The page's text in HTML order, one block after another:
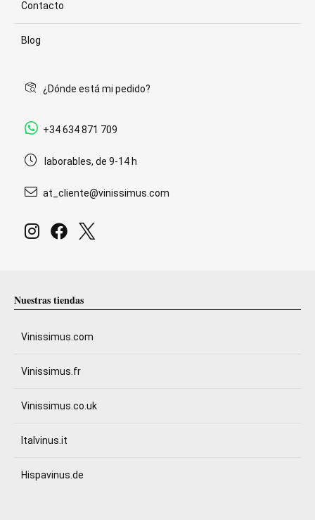
Contacto
Blog
¿Dónde está mi pedido?
+34 634 871 709
laborables, de 9-14 h
at_cliente@vinissimus.com
Nuestras tiendas
Vinissimus.com
Vinissimus.fr
Vinissimus.co.uk
Italvinus.it
Hispavinus.de